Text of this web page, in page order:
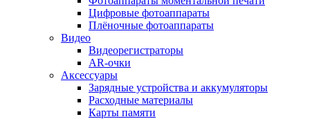
Цифровые фотоаппараты
Плёночные фотоаппараты
Видео
Видеорегистраторы
AR-очки
Аксессуары
Зарядные устройства и аккумуляторы
Расходные материалы
Карты памяти